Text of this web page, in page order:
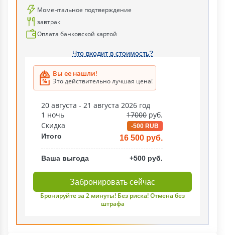
Моментальное подтверждение
завтрак
Оплата банковской картой
Что входит в стоимость?
Вы ее нашли!
Это действительно лучшая цена!
20 августа - 21 августа 2026 год
1 ночь
17000 руб.
Скидка
-500 RUB
Итого 16 500 руб.
Ваша выгода +500 руб.
Забронировать сейчас
Бронируйте за 2 минуты! Без риска! Отмена без
штрафа